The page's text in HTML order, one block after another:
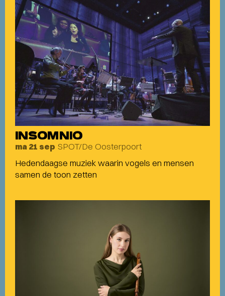
INSOMNIO
ma 21 sep SPOT/De Oosterpoort
Hedendaagse muziek waarin vogels en mensen
samen de toon zetten